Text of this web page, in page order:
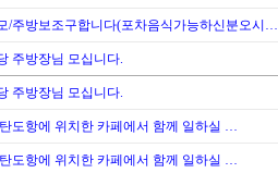
/주방보조구합니다(포차음식가능하신분오시…
주방장님 모십니다.
주방장님 모십니다.
도항에 위치한 카페에서 함께 일하실 …
도항에 위치한 카페에서 함께 일하실 …